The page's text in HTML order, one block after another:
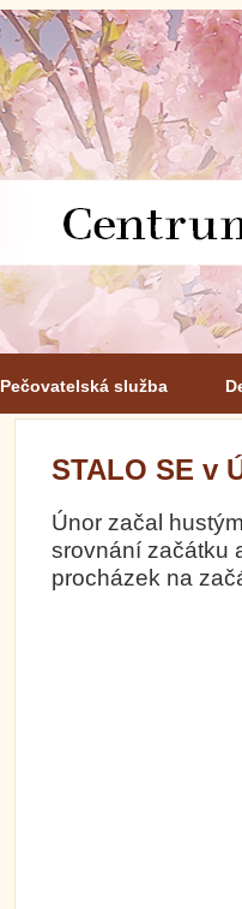
Pečovatelská služba
STALO SE v
Únor začal
srovnání začátku
procházek na